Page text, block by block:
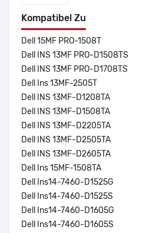
Kompatibel Zu
Dell 15MF PRO-1508T
Dell INS 13MF PRO-D1508TS
Dell INS 13MF PRO-D1708TS
Dell Ins 13MF-2505T
Dell INS 13MF-D1208TA
Dell INS 13MF-D1508TA
Dell INS 13MF-D2205TA
Dell INS 13MF-D2505TA
Dell INS 13MF-D2605TA
Dell Ins 15MF-1508TA
Dell Ins14-7460-D1525G
Dell Ins14-7460-D1525S
Dell Ins14-7460-D1605G
Dell Ins14-7460-D1605S